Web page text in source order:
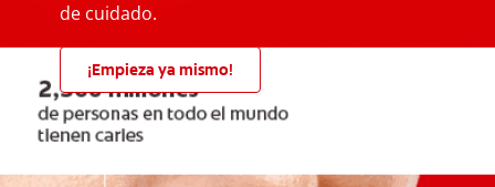
de cuidado.
¡Empieza ya mismo!